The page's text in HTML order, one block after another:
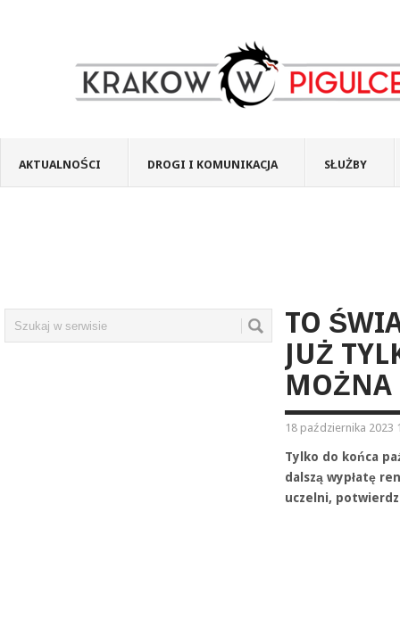
AKTUALNOŚCI DROGI I KOMUNIKACJA SŁUŻBY
TO
JUŻ
MOŻNA
18 października 2023
Tylko do końca
dalszą wypłatę
uczelni,